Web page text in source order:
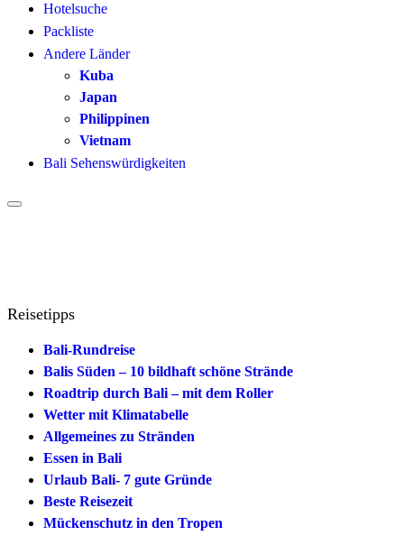
Hotelsuche
Packliste
Andere Länder
Kuba
Japan
Philippinen
Vietnam
Bali Sehenswürdigkeiten
Reisetipps
Bali-Rundreise
Balis Süden – 10 bildhaft schöne Strände
Roadtrip durch Bali – mit dem Roller
Wetter mit Klimatabelle
Allgemeines zu Stränden
Essen in Bali
Urlaub Bali- 7 gute Gründe
Beste Reisezeit
Mückenschutz in den Tropen